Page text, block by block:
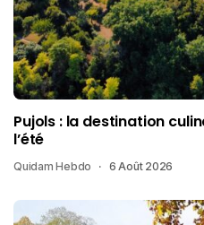
Pujols : la destination
l’été
Quidam Hebdo 6 Août 2026